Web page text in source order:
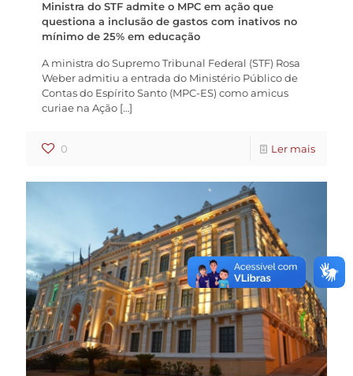
Ministra do STF admite o MPC em ação que
questiona a inclusão de gastos com inativos no
mínimo de 25% em educação
A ministra do Supremo Tribunal Federal (STF) Rosa
Weber admitiu a entrada do Ministério Público de
Contas do Espírito Santo (MPC-ES) como amicus
curiae na Ação […]
0 Ler mais